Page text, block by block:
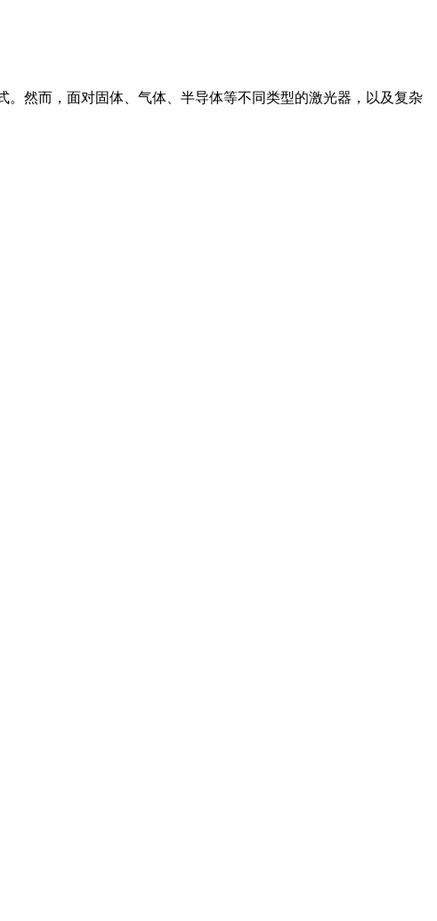
然而，面对固体、气体、半导体等不同类型的激光器，以及复杂